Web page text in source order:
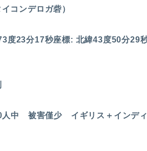
ンデロガ砦）
度23分17秒座標: 北緯43度50分
中 被害僅少 イギリス＋インデ